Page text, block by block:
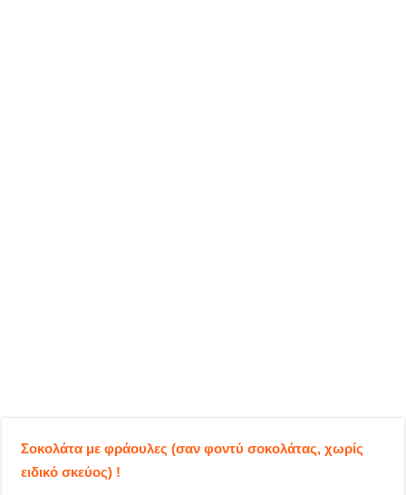
Σοκολάτα με φράουλες (σαν φοντύ σοκολάτας, χωρίς
ειδικό σκεύος) !